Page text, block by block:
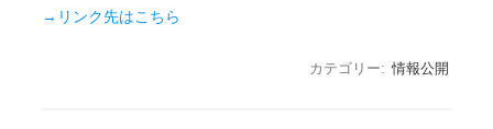
→リンク先はこちら
カテゴリー: 情報公開